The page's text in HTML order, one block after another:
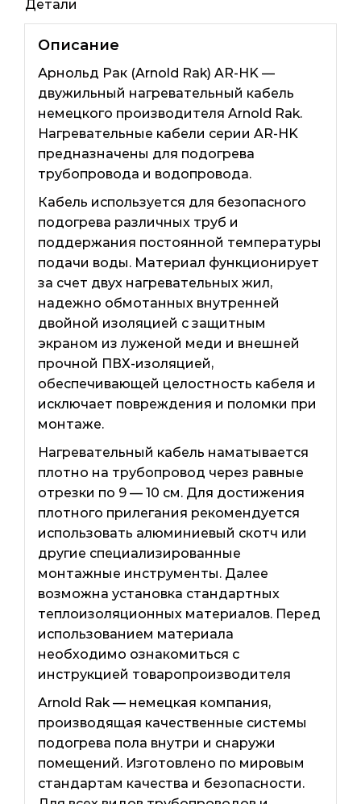
Детали
Описание
Арнольд Рак (Arnold Rak) AR-HK —
двужильный нагревательный кабель
немецкого производителя Arnold Rak.
Нагревательные кабели серии AR-HK
предназначены для подогрева
трубопровода и водопровода.
Кабель используется для безопасного
подогрева различных труб и
поддержания постоянной температуры
подачи воды. Материал функционирует
за счет двух нагревательных жил,
надежно обмотанных внутренней
двойной изоляцией с защитным
экраном из луженой меди и внешней
прочной ПВХ-изоляцией,
обеспечивающей целостность кабеля и
исключает повреждения и поломки при
монтаже.
Нагревательный кабель наматывается
плотно на трубопровод через равные
отрезки по 9 — 10 см. Для достижения
плотного прилегания рекомендуется
использовать алюминиевый скотч или
другие специализированные
монтажные инструменты. Далее
возможна установка стандартных
теплоизоляционных материалов. Перед
использованием материала
необходимо ознакомиться с
инструкцией товаропроизводителя
Arnold Rak — немецкая компания,
производящая качественные системы
подогрева пола внутри и снаружи
помещений. Изготовлено по мировым
стандартам качества и безопасности.